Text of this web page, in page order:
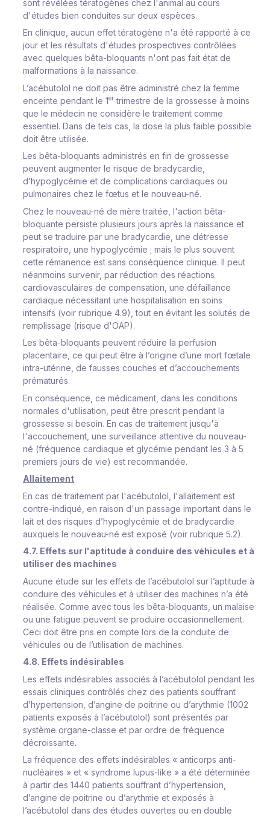
sont révélées tératogènes chez l'animal au cours
d'études bien conduites sur deux espèces.
En clinique, aucun effet tératogène n'a été rapporté à ce
jour et les résultats d'études prospectives contrôlées
avec quelques bêta-bloquants n'ont pas fait état de
malformations à la naissance.
L’acébutolol ne doit pas être administré chez la femme
enceinte pendant le 1er trimestre de la grossesse à moins
que le médecin ne considère le traitement comme
essentiel. Dans de tels cas, la dose la plus faible possible
doit être utilisée.
Les bêta-bloquants administrés en fin de grossesse
peuvent augmenter le risque de bradycardie,
d’hypoglycémie et de complications cardiaques ou
pulmonaires chez le fœtus et le nouveau-né.
Chez le nouveau-né de mère traitée, l'action bêta-
bloquante persiste plusieurs jours après la naissance et
peut se traduire par une bradycardie, une détresse
respiratoire, une hypoglycémie ; mais le plus souvent
cette rémanence est sans conséquence clinique. Il peut
néanmoins survenir, par réduction des réactions
cardiovasculaires de compensation, une défaillance
cardiaque nécessitant une hospitalisation en soins
intensifs (voir rubrique 4.9), tout en évitant les solutés de
remplissage (risque d'OAP).
Les bêta-bloquants peuvent réduire la perfusion
placentaire, ce qui peut être à l’origine d’une mort fœtale
intra-utérine, de fausses couches et d’accouchements
prématurés.
En conséquence, ce médicament, dans les conditions
normales d'utilisation, peut être prescrit pendant la
grossesse si besoin. En cas de traitement jusqu'à
l'accouchement, une surveillance attentive du nouveau-
né (fréquence cardiaque et glycémie pendant les 3 à 5
premiers jours de vie) est recommandée.
Allaitement
En cas de traitement par l'acébutolol, l'allaitement est
contre-indiqué, en raison d'un passage important dans le
lait et des risques d’hypoglycémie et de bradycardie
auxquels le nouveau-né est exposé (voir rubrique 5.2).
4.7. Effets sur l'aptitude à conduire des véhicules et à
utiliser des machines
Aucune étude sur les effets de l’acébutolol sur l’aptitude à
conduire des véhicules et à utiliser des machines n’a été
réalisée. Comme avec tous les bêta-bloquants, un malaise
ou une fatigue peuvent se produire occasionnellement.
Ceci doit être pris en compte lors de la conduite de
véhicules ou de l’utilisation de machines.
4.8. Effets indésirables
Les effets indésirables associés à l’acébutolol pendant les
essais cliniques contrôlés chez des patients souffrant
d’hypertension, d’angine de poitrine ou d’arythmie (1002
patients exposés à l’acébutolol) sont présentés par
système organe-classe et par ordre de fréquence
décroissante.
La fréquence des effets indésirables « anticorps anti-
nucléaires » et « syndrome lupus-like » a été déterminée
à partir des 1440 patients souffrant d’hypertension,
d’angine de poitrine ou d’arythmie et exposés à
l’acébutolol dans des études ouvertes ou en double